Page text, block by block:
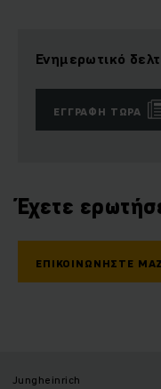
Ενημερωτικό
ΕΓΓΡΑΦΉ ΤΏΡΑ
Έχετε
ΕΠΙΚΟΙΝΩΝΉΣΤΕ
Jungheinrich